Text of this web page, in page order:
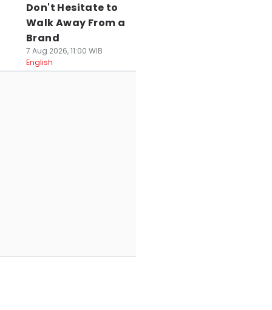
Don't Hesitate to
Walk Away From a
Brand
7 Aug 2026, 11:00 WIB
English